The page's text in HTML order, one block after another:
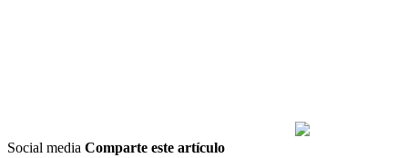
Social media Comparte este artículo